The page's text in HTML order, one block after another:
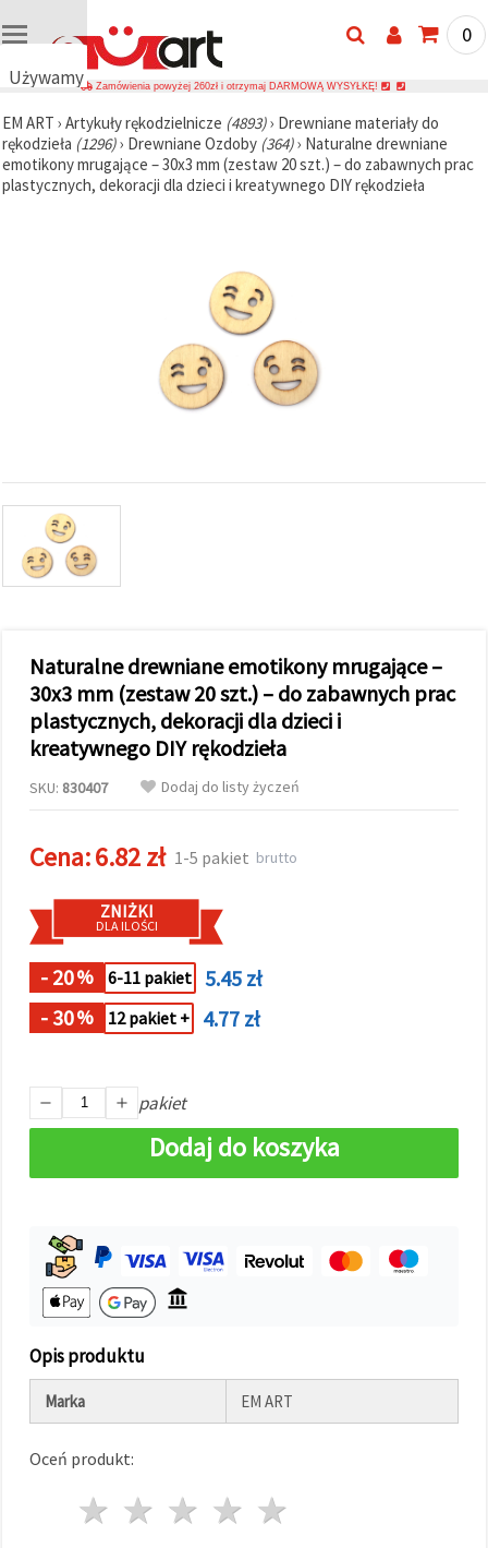
Używamy
cookie
🍪
Używamy
plików
ruch i
wyświetlać
bardziej
trafne treści
oraz
reklamy,
również
partnerów
analitycznych
marketingowych.
Możesz
zgodzić się
używanie
wszystkich
cookie,
klikając
wszystkie!"
wskazać
swoje
preferencje
Ustawieniach,
wybierając
dany typ
klikając
przycisk
"Zapisz"
Akceptuj
Ustawienia
0
Zamówienia powyżej 260zł i otrzymaj DARMOWĄ WYSYŁKĘ!
EM ART › Artykuły rękodzielnicze (4893)› Drewniane materiały do
rękodzieła (1296)› Drewniane Ozdoby (364)› Naturalne drewniane
emotikony mrugające – 30x3 mm (zestaw 20 szt.) – do zabawnych prac
plastycznych, dekoracji dla dzieci i kreatywnego DIY rękodzieła
Naturalne drewniane emotikony mrugające –
30x3 mm (zestaw 20 szt.) – do zabawnych prac
plastycznych, dekoracji dla dzieci i
kreatywnego DIY rękodzieła
SKU: 830407 Dodaj do listy życzeń
Cena:6.82 zł 1-5 pakiet brutto
ZNIŻKI
DLA ILOŚCI
- 20% 6-11 pakiet 5.45 zł
- 30% 12 pakiet + 4.77 zł
pakiet
Dodaj do koszyka
Opis produktu
Marka EM ART
Oceń produkt:
4 gwiazdy
3 gwiazdy
2 gwiazdy
1 gwiazda